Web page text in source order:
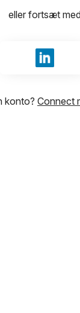
eller fortsæt
Log ind
konto? Connect